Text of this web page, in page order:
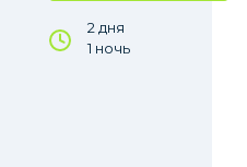
2 дня
1 ночь